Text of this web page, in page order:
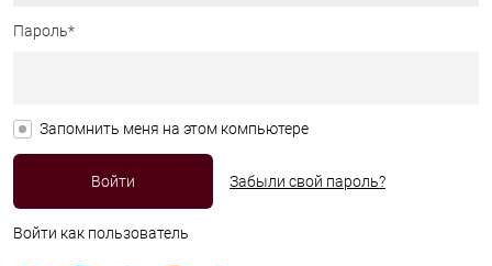
Пароль*
Запомнить меня на этом компьютере
Забыли свой пароль?
Войти как пользователь